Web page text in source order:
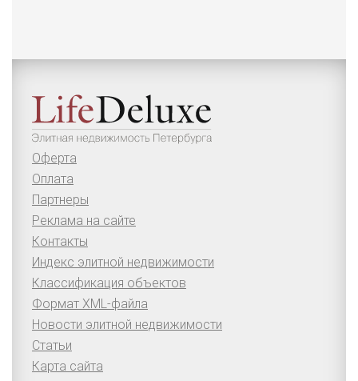
Оферта
Оплата
Партнеры
Реклама на сайте
Контакты
Индекс элитной недвижимости
Классификация объектов
Формат XML-файла
Новости элитной недвижимости
Статьи
Карта сайта